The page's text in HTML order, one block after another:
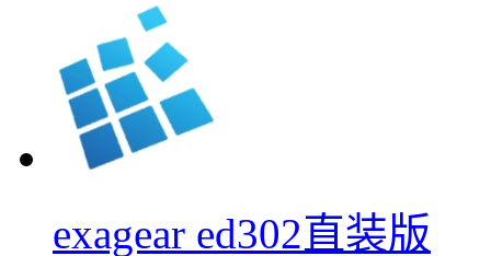
exagear ed302直装版